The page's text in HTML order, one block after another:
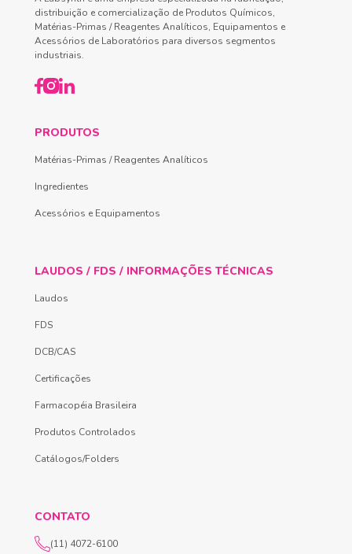
distribuição e comercialização de Produtos Químicos,
Matérias-Primas / Reagentes Analíticos, Equipamentos e
Acessórios de Laboratórios para diversos segmentos
industriais.
PRODUTOS
Matérias-Primas / Reagentes Analíticos
Ingredientes
Acessórios e Equipamentos
LAUDOS / FDS / INFORMAÇÕES TÉCNICAS
Laudos
FDS
DCB/CAS
Certificações
Farmacopéia Brasileira
Produtos Controlados
Catálogos/Folders
CONTATO
(11) 4072-6100